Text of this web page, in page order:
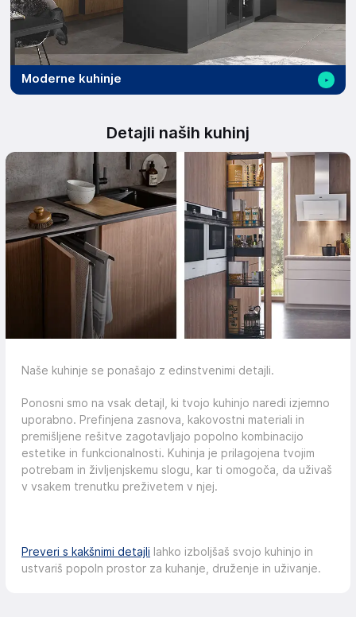
Moderne kuhinje
Detajli naših kuhinj
Naše kuhinje se ponašajo z edinstvenimi detajli.
Ponosni smo na vsak detajl, ki tvojo kuhinjo naredi izjemno
uporabno. Prefinjena zasnova, kakovostni materiali in
premišljene rešitve zagotavljajo popolno kombinacijo
estetike in funkcionalnosti. Kuhinja je prilagojena tvojim
potrebam in življenjskemu slogu, kar ti omogoča, da uživaš
v vsakem trenutku preživetem v njej.
Preveri s kakšnimi detajli lahko izboljšaš svojo kuhinjo in
ustvariš popoln prostor za kuhanje, druženje in uživanje.